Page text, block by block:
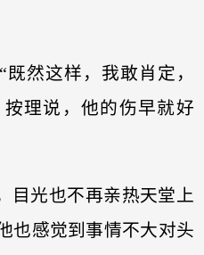
然这样，我敢肖定，
理说，他的伤早就好
目光也不再亲热天堂上
也感觉到事情不大对头